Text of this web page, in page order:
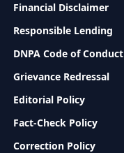
Financial Disclaimer
Responsible Lending
DNPA Code of Conduct
Grievance Redressal
Editorial Policy
Fact-Check Policy
Correction Policy